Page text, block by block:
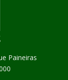
Paineiras